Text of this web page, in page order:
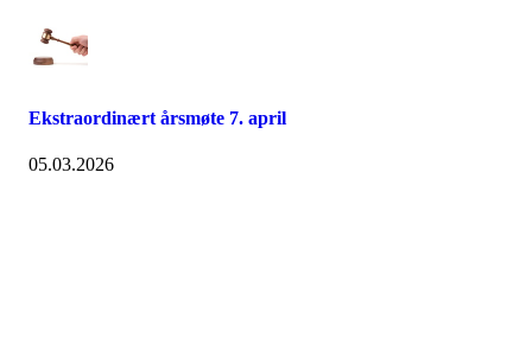
Ekstraordinært årsmøte 7. april
05.03.2026